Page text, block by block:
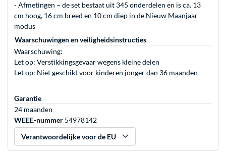
- Afmetingen – de set bestaat uit 345 onderdelen en is ca. 13
cm hoog, 16 cm breed en 10 cm diep in de Nieuw Maanjaar
modus
Waarschuwingen en veiligheidsinstructies
Waarschuwing:
Let op: Verstikkingsgevaar wegens kleine delen
Let op: Niet geschikt voor kinderen jonger dan 36 maanden
Garantie
24 maanden
WEEE-nummer 54978142
Verantwoordelijke voor de EU